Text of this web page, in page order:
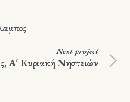
Nextproject
Α΄ Κυριακή Νηστειών